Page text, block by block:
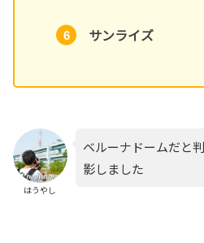
サンライズ
はうやし
ベルーナドームだと
影しました